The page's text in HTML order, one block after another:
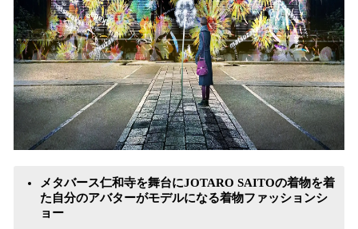
メタバース仁和寺を舞台にJOTARO SAITOの着物を着
た自分のアバターがモデルになる着物ファッションシ
ョー